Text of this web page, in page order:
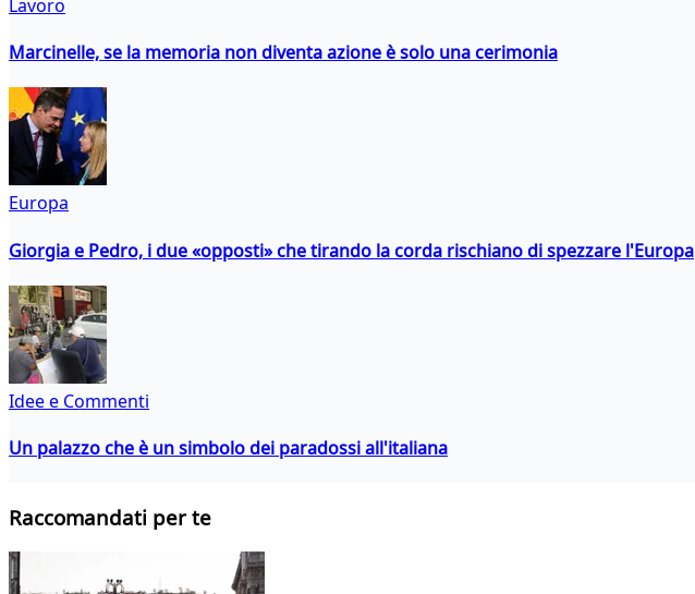
Lavoro
Marcinelle, se la memoria non diventa azione è solo una cerimonia
Europa
Giorgia e Pedro, i due «opposti» che tirando la corda rischiano di spezzare l'Europa
Idee e Commenti
Un palazzo che è un simbolo dei paradossi all'italiana
Raccomandati per te